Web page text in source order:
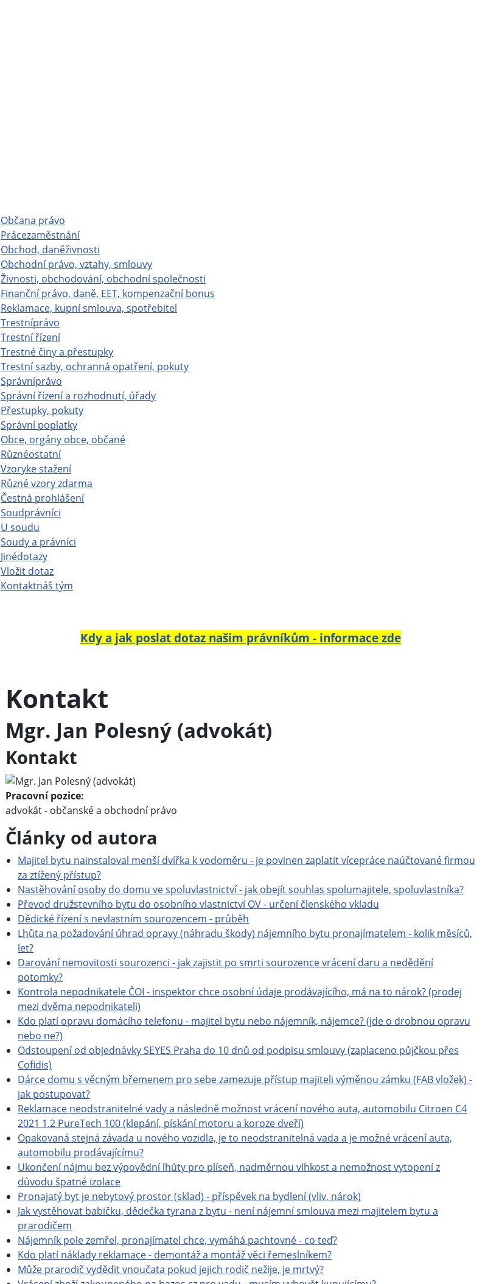
Občana právo
Prácezaměstnání
Obchod, daněživnosti
Obchodní právo, vztahy, smlouvy
Živnosti, obchodování, obchodní společnosti
Finanční právo, daně, EET, kompenzační bonus
Reklamace, kupní smlouva, spotřebitel
Trestníprávo
Trestní řízení
Trestné činy a přestupky
Trestní sazby, ochranná opatření, pokuty
Správníprávo
Správní řízení a rozhodnutí, úřady
Přestupky, pokuty
Správní poplatky
Obce, orgány obce, občané
Různéostatní
Vzoryke stažení
Různé vzory zdarma
Čestná prohlášení
Soudprávníci
U soudu
Soudy a právníci
Jinédotazy
Vložit dotaz
Kontaktnáš tým
Kdy a jak poslat dotaz našim právníkům - informace zde
Kontakt
Mgr. Jan Polesný (advokát)
Kontakt
Pracovní pozice:
advokát - občanské a obchodní právo
Články od autora
Majitel bytu nainstaloval menší dvířka k vodoměru - je povinen zaplatit vícepráce naúčtované firmou
za ztížený přístup?
Nastěhování osoby do domu ve spoluvlastnictví - jak obejít souhlas spolumajitele, spoluvlastníka?
Převod družstevního bytu do osobního vlastnictví OV - určení členského vkladu
Dědické řízení s nevlastním sourozencem - průběh
Lhůta na požadování úhrad opravy (náhradu škody) nájemního bytu pronajímatelem - kolik měsíců,
let?
Darování nemovitosti sourozenci - jak zajistit po smrti sourozence vrácení daru a nedědění
potomky?
Kontrola nepodnikatele ČOI - inspektor chce osobní údaje prodávajícího, má na to nárok? (prodej
mezi dvěma nepodnikateli)
Kdo platí opravu domácího telefonu - majitel bytu nebo nájemník, nájemce? (jde o drobnou opravu
nebo ne?)
Odstoupení od objednávky SEYES Praha do 10 dnů od podpisu smlouvy (zaplaceno půjčkou přes
Cofidis)
Dárce domu s věcným břemenem pro sebe zamezuje přístup majiteli výměnou zámku (FAB vložek) -
jak postupovat?
Reklamace neodstranitelné vady a následně možnost vrácení nového auta, automobilu Citroen C4
2021 1.2 PureTech 100 (klepání, pískání motoru a koroze dveří)
Opakovaná stejná závada u nového vozidla, je to neodstranitelná vada a je možné vrácení auta,
automobilu prodávajícímu?
Ukončení nájmu bez výpovědní lhůty pro plíseň, nadměrnou vlhkost a nemožnost vytopení z
důvodu špatné izolace
Pronajatý byt je nebytový prostor (sklad) - příspěvek na bydlení (vliv, nárok)
Jak vystěhovat babičku, dědečka tyrana z bytu - není nájemní smlouva mezi majitelem bytu a
prarodičem
Nájemník pole zemřel, pronajímatel chce, vymáhá pachtovné - co teď?
Kdo platí náklady reklamace - demontáž a montáž věci řemeslníkem?
Může prarodič vydědit vnoučata pokud jejich rodič nežije, je mrtvý?